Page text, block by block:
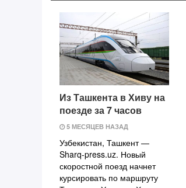
Из Ташкента в Хиву на
поезде за 7 часов
5 МЕСЯЦЕВ НАЗАД
Узбекистан, Ташкент —
Sharq-press.uz. Новый
скоростной поезд начнет
курсировать по маршруту